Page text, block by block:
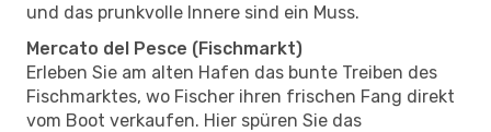
und das prunkvolle Innere sind ein Muss.
Mercato del Pesce (Fischmarkt)
Erleben Sie am alten Hafen das bunte Treiben des
Fischmarktes, wo Fischer ihren frischen Fang direkt
vom Boot verkaufen. Hier spüren Sie das